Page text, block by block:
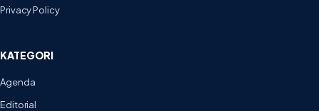
Privacy Policy
KATEGORI
Agenda
Editorial